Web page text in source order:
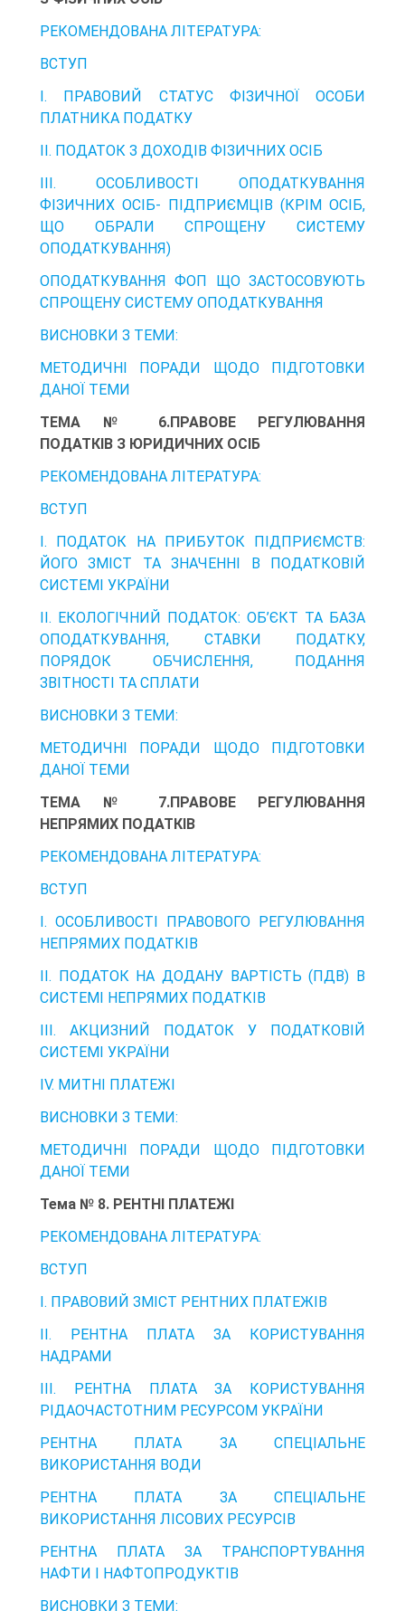
РЕКОМЕНДОВАНА ЛІТЕРАТУРА:
ВСТУП
І. ПРАВОВИЙ СТАТУС ФІЗИЧНОЇ ОСОБИ
ПЛАТНИКА ПОДАТКУ
ІІ. ПОДАТОК З ДОХОДІВ ФІЗИЧНИХ ОСІБ
ІІІ. ОСОБЛИВОСТІ ОПОДАТКУВАННЯ
ФІЗИЧНИХ ОСІБ- ПІДПРИЄМЦІВ (КРІМ ОСІБ,
ЩО ОБРАЛИ СПРОЩЕНУ СИСТЕМУ
ОПОДАТКУВАННЯ)
ОПОДАТКУВАННЯ ФОП ЩО ЗАСТОСОВУЮТЬ
СПРОЩЕНУ СИСТЕМУ ОПОДАТКУВАННЯ
ВИСНОВКИ З ТЕМИ:
МЕТОДИЧНІ ПОРАДИ ЩОДО ПІДГОТОВКИ
ДАНОЇ ТЕМИ
ТЕМА № 6.ПРАВОВЕ РЕГУЛЮВАННЯ
ПОДАТКІВ З ЮРИДИЧНИХ ОСІБ
РЕКОМЕНДОВАНА ЛІТЕРАТУРА:
ВСТУП
І. ПОДАТОК НА ПРИБУТОК ПІДПРИЄМСТВ:
ЙОГО ЗМІСТ ТА ЗНАЧЕННІ В ПОДАТКОВІЙ
СИСТЕМІ УКРАЇНИ
ІІ. ЕКОЛОГІЧНИЙ ПОДАТОК: ОБ’ЄКТ ТА БАЗА
ОПОДАТКУВАННЯ, СТАВКИ ПОДАТКУ,
ПОРЯДОК ОБЧИСЛЕННЯ, ПОДАННЯ
ЗВІТНОСТІ ТА СПЛАТИ
ВИСНОВКИ З ТЕМИ:
МЕТОДИЧНІ ПОРАДИ ЩОДО ПІДГОТОВКИ
ДАНОЇ ТЕМИ
ТЕМА № 7.ПРАВОВЕ РЕГУЛЮВАННЯ
НЕПРЯМИХ ПОДАТКІВ
РЕКОМЕНДОВАНА ЛІТЕРАТУРА:
ВСТУП
І. ОСОБЛИВОСТІ ПРАВОВОГО РЕГУЛЮВАННЯ
НЕПРЯМИХ ПОДАТКІВ
ІІ. ПОДАТОК НА ДОДАНУ ВАРТІСТЬ (ПДВ) В
СИСТЕМІ НЕПРЯМИХ ПОДАТКІВ
ІІІ. АКЦИЗНИЙ ПОДАТОК У ПОДАТКОВІЙ
СИСТЕМІ УКРАЇНИ
IV. МИТНІ ПЛАТЕЖІ
ВИСНОВКИ З ТЕМИ:
МЕТОДИЧНІ ПОРАДИ ЩОДО ПІДГОТОВКИ
ДАНОЇ ТЕМИ
Тема № 8. РЕНТНІ ПЛАТЕЖІ
РЕКОМЕНДОВАНА ЛІТЕРАТУРА:
ВСТУП
І. ПРАВОВИЙ ЗМІСТ РЕНТНИХ ПЛАТЕЖІВ
ІІ. РЕНТНА ПЛАТА ЗА КОРИСТУВАННЯ
НАДРАМИ
ІІІ. РЕНТНА ПЛАТА ЗА КОРИСТУВАННЯ
РІДАОЧАСТОТНИМ РЕСУРСОМ УКРАЇНИ
РЕНТНА ПЛАТА ЗА СПЕЦІАЛЬНЕ
ВИКОРИСТАННЯ ВОДИ
РЕНТНА ПЛАТА ЗА СПЕЦІАЛЬНЕ
ВИКОРИСТАННЯ ЛІСОВИХ РЕСУРСІВ
РЕНТНА ПЛАТА ЗА ТРАНСПОРТУВАННЯ
НАФТИ І НАФТОПРОДУКТІВ
ВИСНОВКИ З ТЕМИ: